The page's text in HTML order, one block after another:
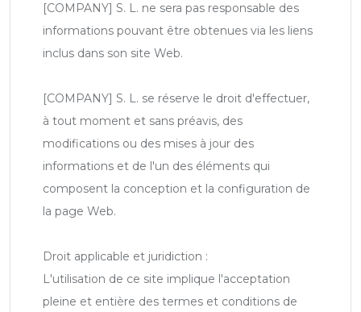
[COMPANY] S. L. ne sera pas responsable des
informations pouvant être obtenues via les liens
inclus dans son site Web.
[COMPANY] S. L. se réserve le droit d'effectuer,
à tout moment et sans préavis, des
modifications ou des mises à jour des
informations et de l'un des éléments qui
composent la conception et la configuration de
la page Web.
Droit applicable et juridiction :
L'utilisation de ce site implique l'acceptation
pleine et entière des termes et conditions de